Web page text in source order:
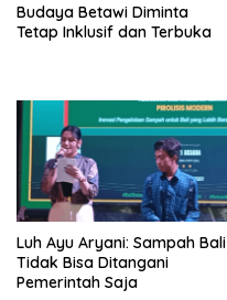
Budaya Betawi Diminta
Tetap Inklusif dan Terbuka
Luh Ayu Aryani: Sampah Bali
Tidak Bisa Ditangani
Pemerintah Saja